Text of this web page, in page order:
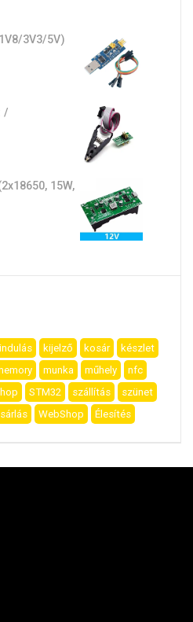
3V3/5V)
/
15W,
indulás kijelző kosár
készlet
munka műhely
nfc
STM32 szállítás
szünet
WebShop Élesítés